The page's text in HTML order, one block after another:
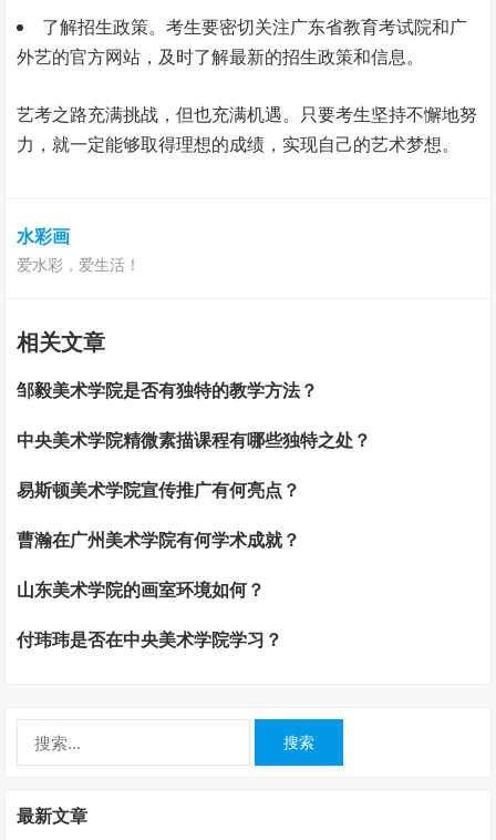
了解招生政策。考生要密切关注广东省教育考试院和广
外艺的官方网站，及时了解最新的招生政策和信息。
艺考之路充满挑战，但也充满机遇。只要考生坚持不懈地努
力，就一定能够取得理想的成绩，实现自己的艺术梦想。
水彩画
爱水彩，爱生活！
相关文章
邹毅美术学院是否有独特的教学方法？
中央美术学院精微素描课程有哪些独特之处？
易斯顿美术学院宣传推广有何亮点？
曹瀚在广州美术学院有何学术成就？
山东美术学院的画室环境如何？
付玮玮是否在中央美术学院学习？
最新文章